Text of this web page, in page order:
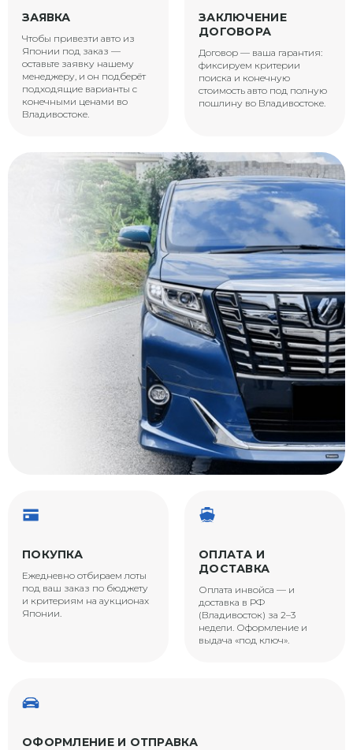
ЗАЯВКА
Чтобы привезти авто из
Японии под заказ —
оставьте заявку нашему
менеджеру, и он подберёт
подходящие варианты с
конечными ценами во
Владивостоке.
ЗАКЛЮЧЕНИЕ
ДОГОВОРА
Договор — ваша гарантия:
фиксируем критерии
поиска и конечную
стоимость авто под полную
пошлину во Владивостоке.
ПОКУПКА
Ежедневно отбираем лоты
под ваш заказ по бюджету
и критериям на аукционах
Японии.
ОПЛАТА И
ДОСТАВКА
Оплата инвойса — и
доставка в РФ
(Владивосток) за 2–3
недели. Оформление и
выдача «под ключ».
ОФОРМЛЕНИЕ И ОТПРАВКА